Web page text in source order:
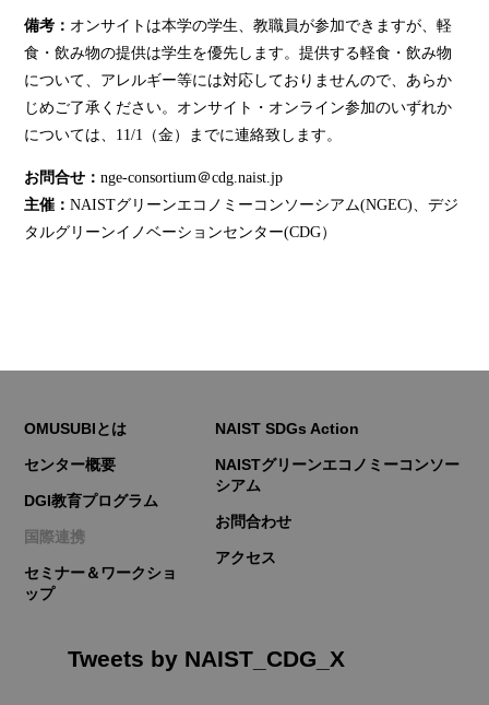
備考： オンサイトは本学の学生、教職員が参加できますが、軽
食・飲み物の提供は学生を優先します。提供する軽食・飲み物
について、アレルギー等には対応しておりませんので、あらか
じめご了承ください。オンサイト・オンライン参加のいずれか
については、11/1（金）までに連絡致します。
お問合せ：nge-consortium＠cdg.naist.jp
主催：NAISTグリーンエコノミーコンソーシアム(NGEC)、デジ
タルグリーンイノベーションセンター(CDG）
OMUSUBIとは
センター概要
DGI教育プログラム
国際連携
セミナー＆ワークショ
ップ
NAIST SDGs Action
NAISTグリーンエコノミーコンソー
シアム
お問合わせ
アクセス
Tweets by NAIST_CDG_X